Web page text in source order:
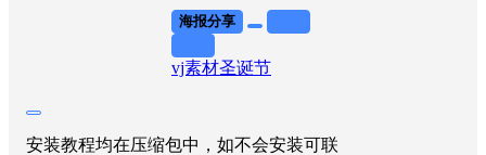
海报分享
vj素材圣诞节
安装教程均在压缩包中，如不会安装可联